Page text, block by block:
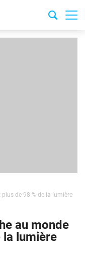
de 98 % de la lumière
au monde
la lumière